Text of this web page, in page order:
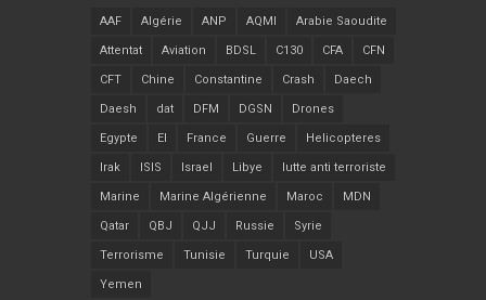
AAF Algérie ANP AQMI Arabie Saoudite
Attentat Aviation BDSL C130 CFA CFN
CFT Chine Constantine Crash Daech
Daesh dat DFM DGSN Drones
Egypte EI France Guerre Helicopteres
Irak ISIS Israel Libye lutte anti terroriste
Marine Marine Algérienne Maroc MDN
Qatar QBJ QJJ Russie Syrie
Terrorisme Tunisie Turquie USA
Yemen